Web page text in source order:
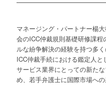
マネージング・パートナー楊
会のICC仲裁規則基礎研修課
ルな紛争解決の経験を持つ多
ICC仲裁手続における鑑定人
サービス業界にとっての新た
め、若手弁護士に国際市場への